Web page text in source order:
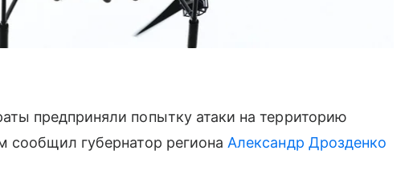
предприняли попытку атаки на территорию
сообщил губернатор региона Александр Дрозденко